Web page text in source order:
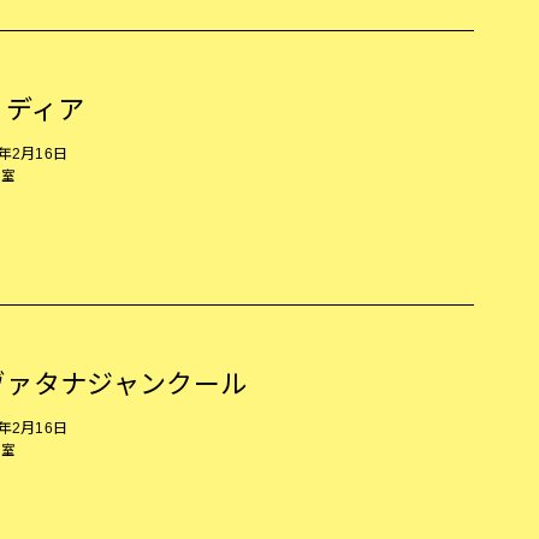
ィア
2月16日
タナジャンクール
2月16日